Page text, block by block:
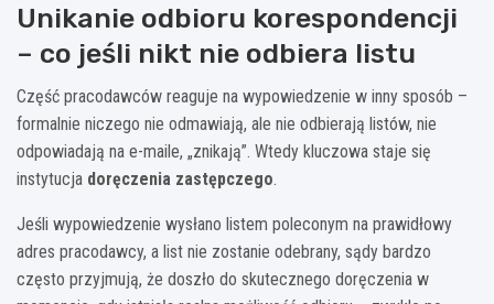
Unikanie odbioru korespondencji
– co jeśli nikt nie odbiera listu
Część pracodawców reaguje na wypowiedzenie w inny sposób –
formalnie niczego nie odmawiają, ale nie odbierają listów, nie
odpowiadają na e-maile, „znikają”. Wtedy kluczowa staje się
instytucja doręczenia zastępczego.
Jeśli wypowiedzenie wysłano listem poleconym na prawidłowy
adres pracodawcy, a list nie zostanie odebrany, sądy bardzo
często przyjmują, że doszło do skutecznego doręczenia w